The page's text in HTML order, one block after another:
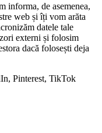
informa, de asemenea,
web și îți vom arăta
datele tale
externi și folosim
dacă folosești deja
Pinterest, TikTok